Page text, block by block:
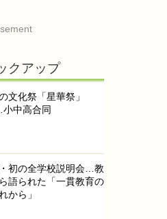
クアップ
文化祭「星華祭」
中高合同
初の全学校説明会…教
語られた「一貫教育の
から」